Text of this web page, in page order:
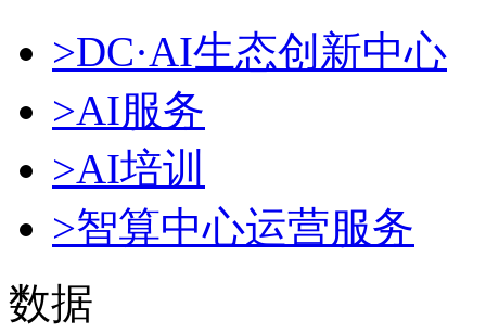
>DC·AI生态创新中心
>AI服务
>AI培训
>智算中心运营服务
数据